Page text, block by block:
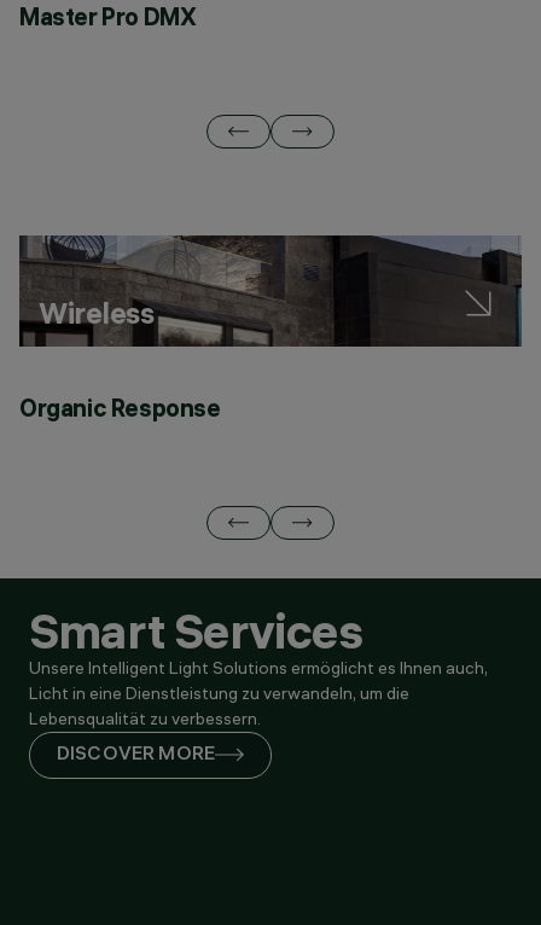
Master Pro DMX
Wireless
Organic Response
Smart Services
Unsere Intelligent Light Solutions ermöglicht es Ihnen auch,
Licht in eine Dienstleistung zu verwandeln, um die
Lebensqualität zu verbessern.
DISCOVER MORE